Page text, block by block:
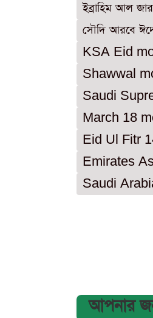
ইব্রাহিম আল
সৌদি আরবে
KSA Eid
Shawwal
Saudi
March 18
Eid Ul Fitr
Emirates
Saudi
আপনার